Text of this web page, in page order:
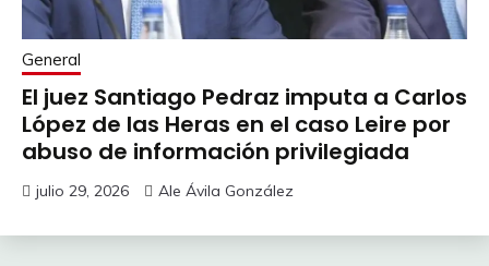
General
El juez Santiago Pedraz imputa a Carlos
López de las Heras en el caso Leire por
abuso de información privilegiada
julio 29, 2026 Ale Ávila González